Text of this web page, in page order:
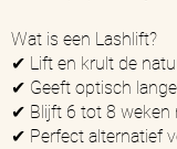
Wat is een Lashlift?
✔ Lift en krult de
✔ Geeft optisch
✔ Blijft 6 tot 8 weken
✔ Perfect alternatief